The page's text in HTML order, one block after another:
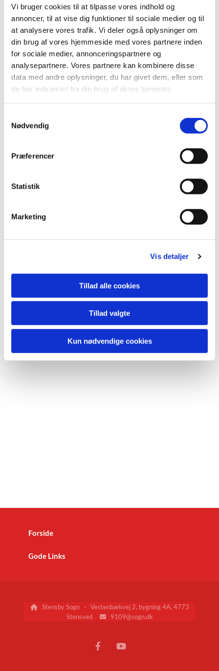
Vi bruger cookies til at tilpasse vores indhold og
annoncer, til at vise dig funktioner til sociale medier og til
at analysere vores trafik. Vi deler også oplysninger om
din brug af vores hjemmeside med vores partnere inden
for sociale medier, annonceringspartnere og
analysepartnere. Vores partnere kan kombinere disse
data med andre oplysninger, du har givet dem, eller som
de har indsamlet fra din brug af deres tjenester.
Nødvendig
Præferencer
Statistik
Marketing
Vis detaljer
Tillad alle cookies
Tillad valgte
Kun nødvendige cookies
pusterum til at få ro på sommerens oplevelser.
Efter andagten serveres en kop kaffe. Alle er velkomne.
Du vil måske også kunne lide...
Forside
Gode Links
Stensby Sogn · Vestenbækvej 2, bygning 4A, 4773
Stensved
9109@sogn.dk